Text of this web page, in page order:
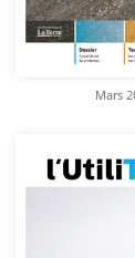
Mars